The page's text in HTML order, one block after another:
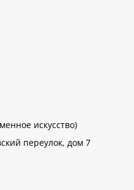
искусство)
переулок, дом 7